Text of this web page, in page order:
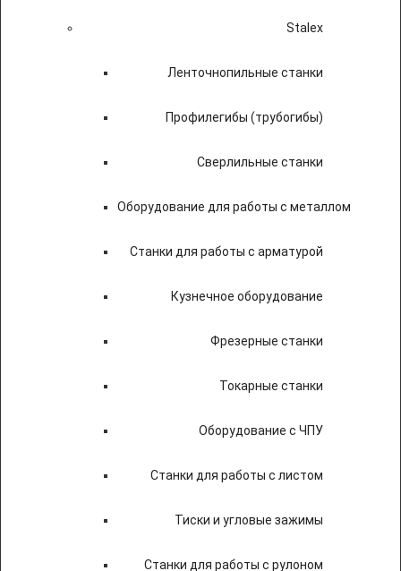
Stalex
Ленточнопильные станки
Профилегибы (трубогибы)
Сверлильные станки
Оборудование для работы с металлом
Станки для работы с арматурой
Кузнечное оборудование
Фрезерные станки
Токарные станки
Оборудование с ЧПУ
Станки для работы с листом
Тиски и угловые зажимы
Станки для работы с рулоном